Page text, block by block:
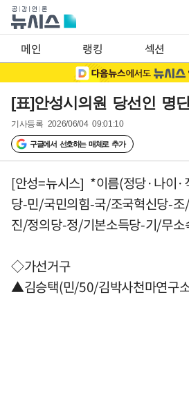
메인 랭킹 섹션
[표]안성시의원 당선인 명
기사등록 2026/06/04 09:01:10
구글에서 선호하는 매체로 추가
[안성=뉴시스] *이름(정당·나이·
당-민/국민의힘-국/조국혁신당-
진/정의당-정/기본소득당-기/무소
◇가선거구
▲김승택(민/50/김박사천마연구